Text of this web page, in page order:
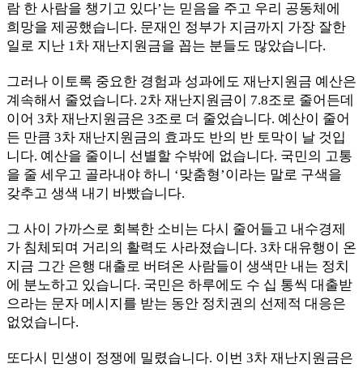
람 한 사람을 챙기고 있다’는 믿음을 주고 우리 공동체에
희망을 제공했습니다. 문재인 정부가 지금까지 가장 잘한
일로 지난 1차 재난지원금을 꼽는 분들도 많았습니다.
그러나 이토록 중요한 경험과 성과에도 재난지원금 예산은
계속해서 줄었습니다. 2차 재난지원금이 7.8조로 줄어든데
이어 3차 재난지원금은 3조로 더 줄었습니다. 예산이 줄어
든 만큼 3차 재난지원금의 효과도 반의 반 토막이 날 것입
니다. 예산을 줄이니 선별할 수밖에 없습니다. 국민의 고통
을 줄 세우고 골라내야 하니 ‘맞춤형’이라는 말로 구색을
갖추고 생색 내기 바빴습니다.
그 사이 가까스로 회복한 소비는 다시 줄어들고 내수경제
가 침체되며 거리의 활력도 사라졌습니다. 3차 대유행이 온
지금 그간 은행 대출로 버텨온 사람들이 생색만 내는 정치
에 분노하고 있습니다. 국민은 하루에도 수 십 통씩 대출받
으라는 문자 메시지를 받는 동안 정치권의 선제적 대응은
없었습니다.
또다시 민생이 정쟁에 밀렸습니다. 이번 3차 재난지원금은